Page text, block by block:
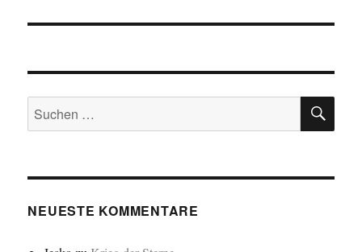
Suchen
nach:
NEUESTE KOMMENTARE